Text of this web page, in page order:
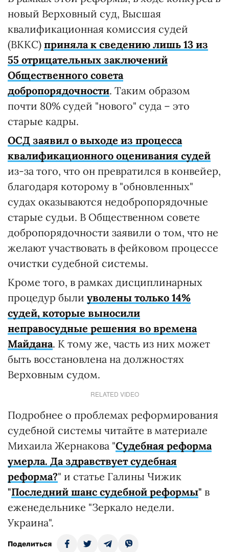
новый Верховный суд, Высшая
квалификационная комиссия судей
(ВККС) приняла к сведению лишь 13 из
55 отрицательных заключений
Общественного совета
добропорядочности. Таким образом
почти 80% судей "нового" суда – это
старые кадры.
ОСД заявил о выходе из процесса
квалификационного оценивания судей
из-за того, что он превратился в конвейер,
благодаря которому в "обновленных"
судах оказываются недобропорядочные
старые судьи. В Общественном совете
добропорядочности заявили о том, что не
желают участвовать в фейковом процессе
очистки судебной системы.
Кроме того, в рамках дисциплинарных
процедур были уволены только 14%
судей, которые выносили
неправосудные решения во времена
Майдана. К тому же, часть из них может
быть восстановлена на должностях
Верховным судом.
RELATED VIDEO
Подробнее о проблемах реформирования
судебной системы читайте в материале
Михаила Жернакова "Судебная реформа
умерла. Да здравствует судебная
реформа?" и статье Галины Чижик
"Последний шанс судебной реформы" в
еженедельнике "Зеркало недели.
Украина".
Поделиться